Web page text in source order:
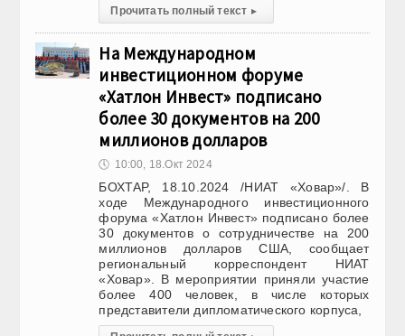
Прочитать полный текст ▸
На Международном
инвестиционном форуме
«Хатлон Инвест» подписано
более 30 документов на 200
миллионов долларов
🕔 10:00, 18.Окт 2024
БОХТАР, 18.10.2024 /НИАТ «Ховар»/. В
ходе Международного инвестиционного
форума «Хатлон Инвест» подписано более
30 документов о сотрудничестве на 200
миллионов долларов США, сообщает
региональный корреспондент НИАТ
«Ховар». В мероприятии приняли участие
более 400 человек, в числе которых
представители дипломатического корпуса,